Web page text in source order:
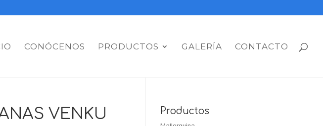
CONÓCENOS PRODUCTOS GALERÍA CONTACTO
VENKU
Productos